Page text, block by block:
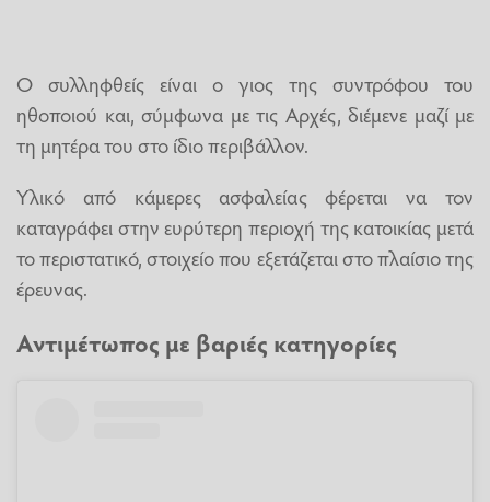
Ο συλληφθείς είναι ο γιος της συντρόφου του
ηθοποιού και, σύμφωνα με τις Αρχές, διέμενε μαζί με
τη μητέρα του στο ίδιο περιβάλλον.
Υλικό από κάμερες ασφαλείας φέρεται να τον
καταγράφει στην ευρύτερη περιοχή της κατοικίας μετά
το περιστατικό, στοιχείο που εξετάζεται στο πλαίσιο της
έρευνας.
Αντιμέτωπος με βαριές κατηγορίες